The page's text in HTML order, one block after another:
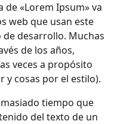
de «Lorem Ipsum» va
web que usan este
desarrollo. Muchas
de los años,
veces a propósito
cosas por el estilo).
tiempo que
del texto de un